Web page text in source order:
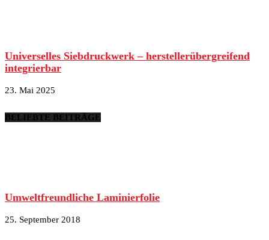
Universelles Siebdruckwerk – herstellerübergreifend
integrierbar
23. Mai 2025
BELIEBTE BEITRÄGE
Umweltfreundliche Laminierfolie
25. September 2018